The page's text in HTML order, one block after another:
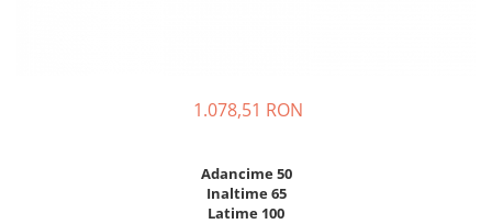
1.078,51 RON
Adancime 50
Inaltime 65
Latime 100